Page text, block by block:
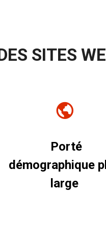
SITES
Porté
démographique
large